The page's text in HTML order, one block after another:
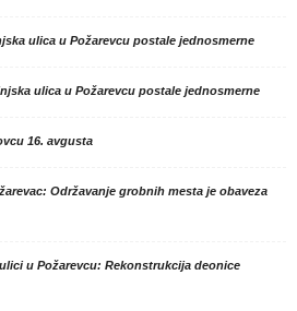
ulica u Požarevcu postale jednosmerne
ulica u Požarevcu postale jednosmerne
16. avgusta
Održavanje grobnih mesta je obaveza
u Požarevcu: Rekonstrukcija deonice